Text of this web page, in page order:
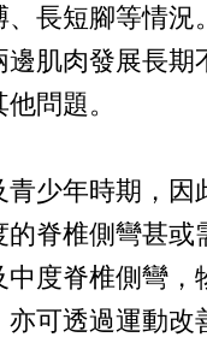
長短腳等情況
邊肌肉發展長期
問題。
青少年時期，因
脊椎側彎甚或
度脊椎側彎，
可透過運動改